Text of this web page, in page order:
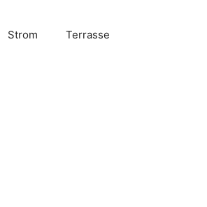
Strom Terrasse